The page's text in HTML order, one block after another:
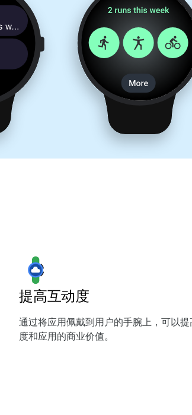
提高互动度
通过将应用佩戴到用户的手腕上，可以
度和应用的商业价值。